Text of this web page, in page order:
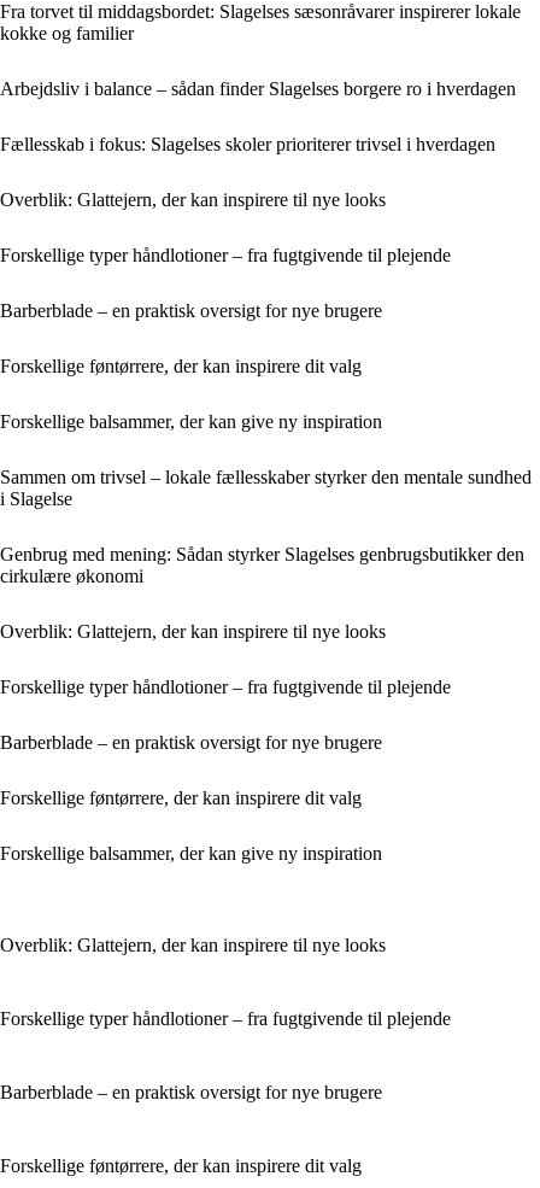
Fra torvet til middagsbordet: Slagelses sæsonråvarer inspirerer lokale
kokke og familier
Arbejdsliv i balance – sådan finder Slagelses borgere ro i hverdagen
Fællesskab i fokus: Slagelses skoler prioriterer trivsel i hverdagen
Overblik: Glattejern, der kan inspirere til nye looks
Forskellige typer håndlotioner – fra fugtgivende til plejende
Barberblade – en praktisk oversigt for nye brugere
Forskellige føntørrere, der kan inspirere dit valg
Forskellige balsammer, der kan give ny inspiration
Sammen om trivsel – lokale fællesskaber styrker den mentale sundhed
i Slagelse
Genbrug med mening: Sådan styrker Slagelses genbrugsbutikker den
cirkulære økonomi
Overblik: Glattejern, der kan inspirere til nye looks
Forskellige typer håndlotioner – fra fugtgivende til plejende
Barberblade – en praktisk oversigt for nye brugere
Forskellige føntørrere, der kan inspirere dit valg
Forskellige balsammer, der kan give ny inspiration
Overblik: Glattejern, der kan inspirere til nye looks
Forskellige typer håndlotioner – fra fugtgivende til plejende
Barberblade – en praktisk oversigt for nye brugere
Forskellige føntørrere, der kan inspirere dit valg